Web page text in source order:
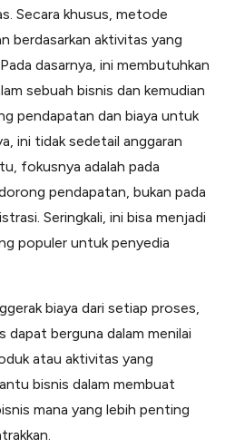
Secara khusus, metode
berdasarkan aktivitas yang
dasarnya, ini membutuhkan
sebuah bisnis dan kemudian
pendapatan dan biaya untuk
ini tidak sedetail anggaran
fokusnya adalah pada
pendapatan, bukan pada
Seringkali, ini bisa menjadi
populer untuk penyedia
biaya dari setiap proses,
dapat berguna dalam menilai
atau aktivitas yang
bisnis dalam membuat
mana yang lebih penting